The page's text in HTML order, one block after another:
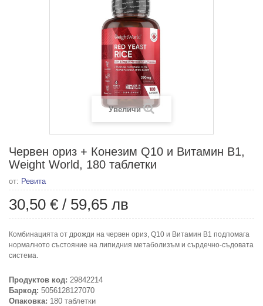
Увеличи
Червен ориз + Конезим Q10 и Витамин В1,
Weight World, 180 таблетки
от: Ревита
30,50 € / 59,65 лв
Комбинацията от дрожди на червен ориз, Q10 и Витамин В1 подпомага
нормалното състояние на липидния метаболизъм и сърдечно-съдовата
система.
Продуктов код: 29842214
Баркод: 5056128127070
Опаковка: 180 таблетки